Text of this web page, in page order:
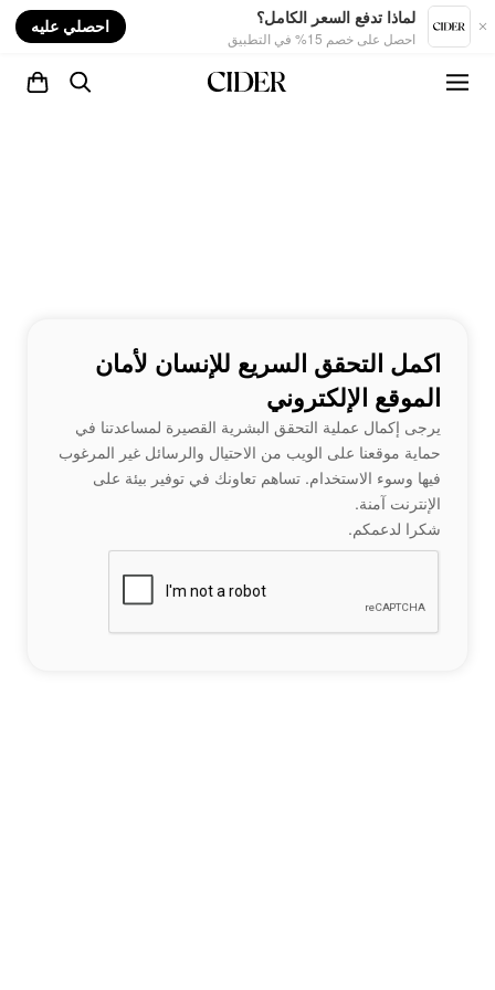
لماذا تدفع السعر الكامل؟
احصل على خصم 15% في التطبيق
احصلي عليه
اكمل التحقق السريع للإنسان لأمان
الموقع الإلكتروني
يرجى إكمال عملية التحقق البشرية القصيرة لمساعدتنا في
حماية موقعنا على الويب من الاحتيال والرسائل غير المرغوب
فيها وسوء الاستخدام. تساهم تعاونك في توفير بيئة على
الإنترنت آمنة.
شكرا لدعمكم.